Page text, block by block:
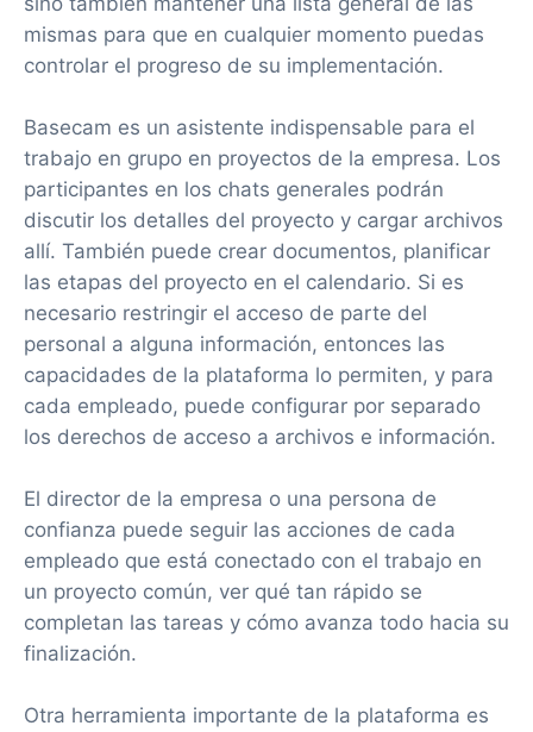
mismas para que en cualquier momento puedas
controlar el progreso de su implementación.
Basecam es un asistente indispensable para el
trabajo en grupo en proyectos de la empresa. Los
participantes en los chats generales podrán
discutir los detalles del proyecto y cargar archivos
allí. También puede crear documentos, planificar
las etapas del proyecto en el calendario. Si es
necesario restringir el acceso de parte del
personal a alguna información, entonces las
capacidades de la plataforma lo permiten, y para
cada empleado, puede configurar por separado
los derechos de acceso a archivos e información.
El director de la empresa o una persona de
confianza puede seguir las acciones de cada
empleado que está conectado con el trabajo en
un proyecto común, ver qué tan rápido se
completan las tareas y cómo avanza todo hacia su
finalización.
Otra herramienta importante de la plataforma es